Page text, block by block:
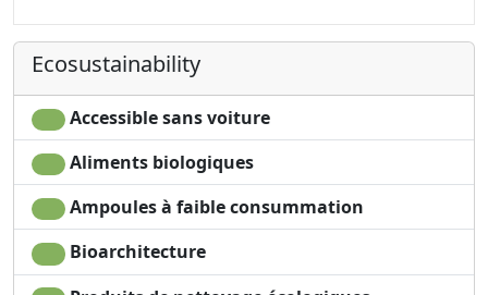
Sèche-cheveux
Living room
Terrace
Clotheshorse
Towels
Draps
Cupboard or
Wardrobe
Fireplace
Ironing facilities
Garden view
Private pool for
Own entrance
Espace en classe A+
Détergents
Ecosustainability
Accessible sans voiture
Aliments biologiques
Ampoules à faible consummation
Bioarchitecture